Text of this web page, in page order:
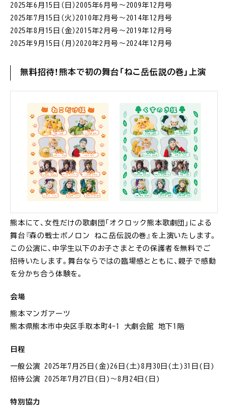
2025年6月15日（日）2005年6月号〜2009年12月号
2025年7月15日（火）2010年2月号〜2014年12月号
2025年8月15日（金）2015年2月号〜2019年12月号
2025年9月15日（月）2020年2月号〜2024年12月号
無料招待！熊本で初の舞台「ねこ岳伝説の巻」上演
熊本にて、女性だけの歌劇団「オクロック熊本歌劇団」による
舞台『森の戦士ボノロン ねこ岳伝説の巻』を上演いたします。
この公演に、中学生以下のお子さまとその保護者を無料でご
招待いたします。舞台ならではの臨場感とともに、親子で感動
を分かち合う体験を。
会場
熊本マンガアーツ
熊本県熊本市中央区手取本町4-1 大劇会館 地下1階
日程
一般公演 2025年7月25日(金)26日(土)8月30日(土)31日(日)
招待公演 2025年7月27日(日)〜8月24日(日)
特別協力